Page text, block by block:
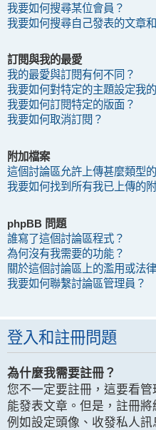
我要如何搜尋某位會員？
我要如何搜尋自己發表的文章
訂閱與我的最愛
我的最愛與訂閱有何不同？
我要如何對特定的主題設定我
我要如何訂閱特定的版面？
我要如何取消訂閱？
附加檔案
這個討論區允許上傳甚麼類型
我要如何找到所有我已上傳的
phpBB 問題
誰寫了這個討論區程式？
為何沒有我需要的功能？
關於這個討論區上的濫用或法
我要如何聯繫討論區管理員？
登入和註冊問題
為什麼我需要註冊？
您不一定要註冊，這要看
能發表文章。但是，註冊將
例如設定頭像、收發私人